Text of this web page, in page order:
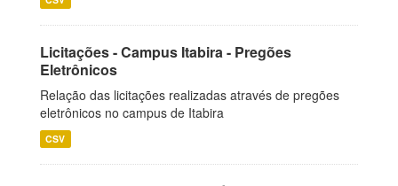
Licitações - Campus Itabira - Pregões
Eletrônicos
Relação das licitações realizadas através de pregões
eletrônicos no campus de Itabira
CSV